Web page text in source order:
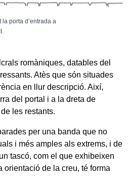
porta d’entrada a
romàniques, datables del
Atès que són situades
en llur descripció. Així,
del portal i a la dreta de
les restants.
per una banda que no
i més amples als extrems, i de
tascó, com el que exhibeixen
orientació de la creu, té forma